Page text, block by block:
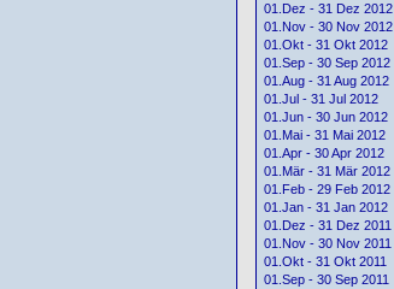
01.Dez - 31 Dez 2012
01.Nov - 30 Nov 2012
01.Okt - 31 Okt 2012
01.Sep - 30 Sep 2012
01.Aug - 31 Aug 2012
01.Jul - 31 Jul 2012
01.Jun - 30 Jun 2012
01.Mai - 31 Mai 2012
01.Apr - 30 Apr 2012
01.Mär - 31 Mär 2012
01.Feb - 29 Feb 2012
01.Jan - 31 Jan 2012
01.Dez - 31 Dez 2011
01.Nov - 30 Nov 2011
01.Okt - 31 Okt 2011
01.Sep - 30 Sep 2011